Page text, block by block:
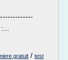
gratuit / test